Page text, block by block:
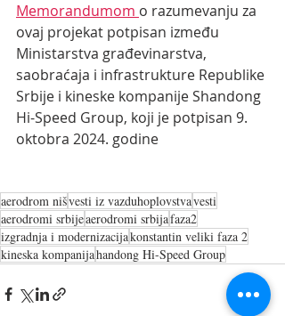
Memorandumom o razumevanju za
ovaj projekat potpisan između
Ministarstva građevinarstva,
saobraćaja i infrastrukture Republike
Srbije i kineske kompanije Shandong
Hi-Speed Group, koji je potpisan 9.
oktobra 2024. godine
aerodrom nišvesti iz vazduhoplovstvavesti
aerodromi srbijeaerodromi srbijafaza2
izgradnja i modernizacijakonstantin veliki faza 2
kineska kompanijahandong Hi-Speed Group